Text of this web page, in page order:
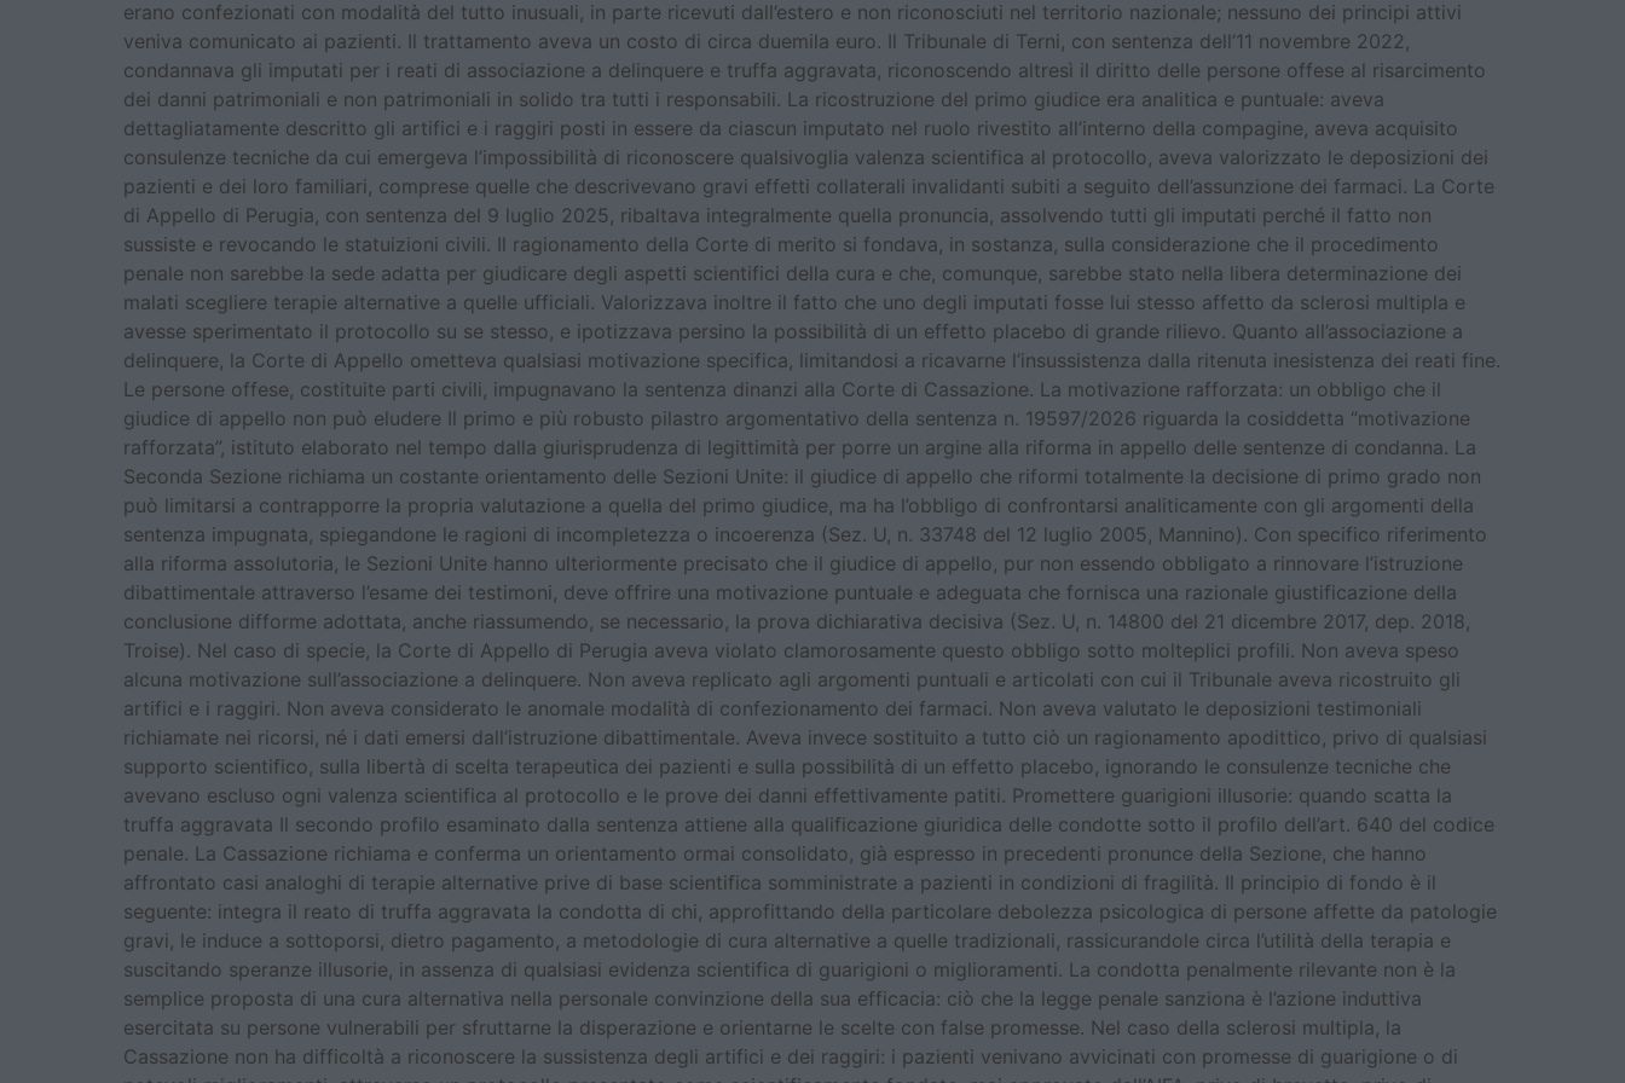
erano confezionati con modalità del tutto inusuali, in parte ricevuti dall’estero e non riconosciuti nel territorio nazionale; nessuno dei principi attivi
veniva comunicato ai pazienti. Il trattamento aveva un costo di circa duemila euro. Il Tribunale di Terni, con sentenza dell’11 novembre 2022,
condannava gli imputati per i reati di associazione a delinquere e truffa aggravata, riconoscendo altresì il diritto delle persone offese al risarcimento
dei danni patrimoniali e non patrimoniali in solido tra tutti i responsabili. La ricostruzione del primo giudice era analitica e puntuale: aveva
dettagliatamente descritto gli artifici e i raggiri posti in essere da ciascun imputato nel ruolo rivestito all’interno della compagine, aveva acquisito
consulenze tecniche da cui emergeva l’impossibilità di riconoscere qualsivoglia valenza scientifica al protocollo, aveva valorizzato le deposizioni dei
pazienti e dei loro familiari, comprese quelle che descrivevano gravi effetti collaterali invalidanti subiti a seguito dell’assunzione dei farmaci. La Corte
di Appello di Perugia, con sentenza del 9 luglio 2025, ribaltava integralmente quella pronuncia, assolvendo tutti gli imputati perché il fatto non
sussiste e revocando le statuizioni civili. Il ragionamento della Corte di merito si fondava, in sostanza, sulla considerazione che il procedimento
penale non sarebbe la sede adatta per giudicare degli aspetti scientifici della cura e che, comunque, sarebbe stato nella libera determinazione dei
malati scegliere terapie alternative a quelle ufficiali. Valorizzava inoltre il fatto che uno degli imputati fosse lui stesso affetto da sclerosi multipla e
avesse sperimentato il protocollo su se stesso, e ipotizzava persino la possibilità di un effetto placebo di grande rilievo. Quanto all’associazione a
delinquere, la Corte di Appello ometteva qualsiasi motivazione specifica, limitandosi a ricavarne l’insussistenza dalla ritenuta inesistenza dei reati fine.
Le persone offese, costituite parti civili, impugnavano la sentenza dinanzi alla Corte di Cassazione. La motivazione rafforzata: un obbligo che il
giudice di appello non può eludere Il primo e più robusto pilastro argomentativo della sentenza n. 19597/2026 riguarda la cosiddetta “motivazione
rafforzata”, istituto elaborato nel tempo dalla giurisprudenza di legittimità per porre un argine alla riforma in appello delle sentenze di condanna. La
Seconda Sezione richiama un costante orientamento delle Sezioni Unite: il giudice di appello che riformi totalmente la decisione di primo grado non
può limitarsi a contrapporre la propria valutazione a quella del primo giudice, ma ha l’obbligo di confrontarsi analiticamente con gli argomenti della
sentenza impugnata, spiegandone le ragioni di incompletezza o incoerenza (Sez. U, n. 33748 del 12 luglio 2005, Mannino). Con specifico riferimento
alla riforma assolutoria, le Sezioni Unite hanno ulteriormente precisato che il giudice di appello, pur non essendo obbligato a rinnovare l’istruzione
dibattimentale attraverso l’esame dei testimoni, deve offrire una motivazione puntuale e adeguata che fornisca una razionale giustificazione della
conclusione difforme adottata, anche riassumendo, se necessario, la prova dichiarativa decisiva (Sez. U, n. 14800 del 21 dicembre 2017, dep. 2018,
Troise). Nel caso di specie, la Corte di Appello di Perugia aveva violato clamorosamente questo obbligo sotto molteplici profili. Non aveva speso
alcuna motivazione sull’associazione a delinquere. Non aveva replicato agli argomenti puntuali e articolati con cui il Tribunale aveva ricostruito gli
artifici e i raggiri. Non aveva considerato le anomale modalità di confezionamento dei farmaci. Non aveva valutato le deposizioni testimoniali
richiamate nei ricorsi, né i dati emersi dall’istruzione dibattimentale. Aveva invece sostituito a tutto ciò un ragionamento apodittico, privo di qualsiasi
supporto scientifico, sulla libertà di scelta terapeutica dei pazienti e sulla possibilità di un effetto placebo, ignorando le consulenze tecniche che
avevano escluso ogni valenza scientifica al protocollo e le prove dei danni effettivamente patiti. Promettere guarigioni illusorie: quando scatta la
truffa aggravata Il secondo profilo esaminato dalla sentenza attiene alla qualificazione giuridica delle condotte sotto il profilo dell’art. 640 del codice
penale. La Cassazione richiama e conferma un orientamento ormai consolidato, già espresso in precedenti pronunce della Sezione, che hanno
affrontato casi analoghi di terapie alternative prive di base scientifica somministrate a pazienti in condizioni di fragilità. Il principio di fondo è il
seguente: integra il reato di truffa aggravata la condotta di chi, approfittando della particolare debolezza psicologica di persone affette da patologie
gravi, le induce a sottoporsi, dietro pagamento, a metodologie di cura alternative a quelle tradizionali, rassicurandole circa l’utilità della terapia e
suscitando speranze illusorie, in assenza di qualsiasi evidenza scientifica di guarigioni o miglioramenti. La condotta penalmente rilevante non è la
semplice proposta di una cura alternativa nella personale convinzione della sua efficacia: ciò che la legge penale sanziona è l’azione induttiva
esercitata su persone vulnerabili per sfruttarne la disperazione e orientarne le scelte con false promesse. Nel caso della sclerosi multipla, la
Cassazione non ha difficoltà a riconoscere la sussistenza degli artifici e dei raggiri: i pazienti venivano avvicinati con promesse di guarigione o di